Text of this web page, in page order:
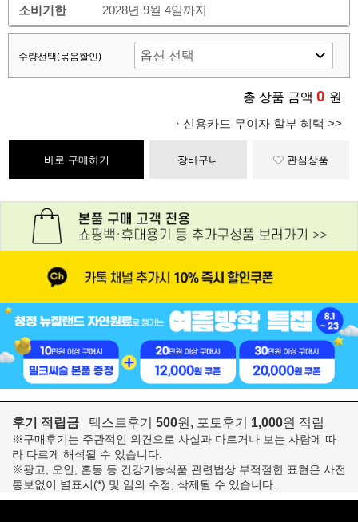
소비기한
2028년 9월 4일까지
수량선택(묶음할인)
총 상품 금액 0 원
· 신용카드 무이자 할부 혜택 >>
바로 구매하기 장바구니 관심상품
후기 적립금 텍스트후기 500원, 포토후기 1,000원 적립
※구매후기는 주관적인 의견으로 사실과 다르거나 보는 사람에 따
라 다르게 해석될 수 있습니다.
※광고, 오인, 혼동 등 건강기능식품 관련법상 부적절한 표현은 사전
통보없이 별표시(*) 및 임의 수정, 삭제될 수 있습니다.